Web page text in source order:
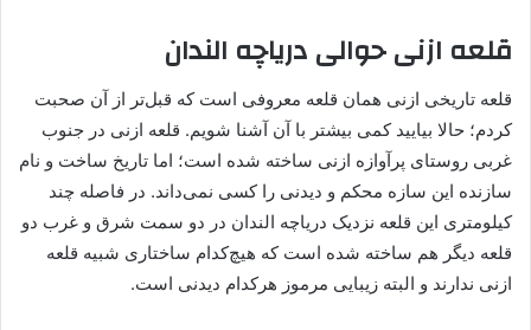
قلعه ازنی حوالی دریاچه الندان
قلعه تاریخی ازنی همان قلعه معروفی است که قبل‌تر از آن صحبت
کردم؛ حالا بیایید کمی بیشتر با آن آشنا شویم. قلعه ازنی در جنوب
غربی روستای پرآوازه ازنی ساخته شده است؛ اما تاریخ ساخت و نام
سازنده این سازه محکم و دیدنی را کسی نمی‌داند. در فاصله چند
کیلومتری این قلعه نزدیک دریاچه الندان در دو سمت شرق و غرب دو
قلعه دیگر هم ساخته شده است که هیچ‌کدام ساختاری شبیه قلعه
ازنی ندارند و البته زیبایی مرموز هرکدام دیدنی است.